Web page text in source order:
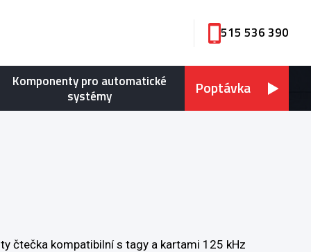
515 536 390
Komponenty pro automatické
systémy
Poptávka
čtečka kompatibilní s tagy a kartami 125 kHz